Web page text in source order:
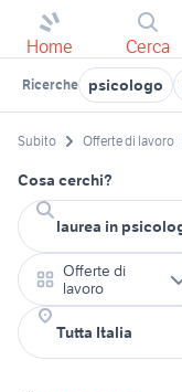
Home Cerca
Ricerche psicologo
Subito Offerte di lavoro
Cosa cerchi?
Offerte di
lavoro